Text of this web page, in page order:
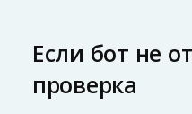
Если бот не
проверка